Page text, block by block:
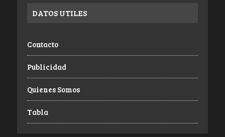
DATOS UTILES
Contacto
Publicidad
Quienes Somos
Tabla